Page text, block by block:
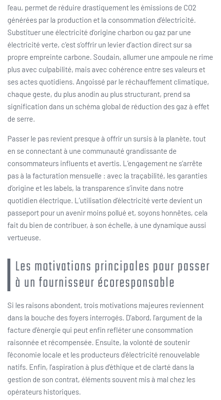
l’eau, permet de réduire drastiquement les émissions de CO2
générées par la production et la consommation d’électricité.
Substituer une électricité d’origine charbon ou gaz par une
électricité verte, c’est s’offrir un levier d’action direct sur sa
propre empreinte carbone. Soudain, allumer une ampoule ne rime
plus avec culpabilité, mais avec cohérence entre ses valeurs et
ses actes quotidiens. Angoissé par le réchauffement climatique,
chaque geste, du plus anodin au plus structurant, prend sa
signification dans un schéma global de réduction des gaz à effet
de serre.
Passer le pas revient presque à offrir un sursis à la planète, tout
en se connectant à une communauté grandissante de
consommateurs influents et avertis. L’engagement ne s’arrête
pas à la facturation mensuelle : avec la traçabilité, les garanties
d’origine et les labels, la transparence s’invite dans notre
quotidien électrique. L’utilisation d’électricité verte devient un
passeport pour un avenir moins pollué et, soyons honnêtes, cela
fait du bien de contribuer, à son échelle, à une dynamique aussi
vertueuse.
Les motivations principales pour passer
à un fournisseur écoresponsable
Si les raisons abondent, trois motivations majeures reviennent
dans la bouche des foyers interrogés. D’abord, l’argument de la
facture d’énergie qui peut enfin refléter une consommation
raisonnée et récompensée. Ensuite, la volonté de soutenir
l’économie locale et les producteurs d’électricité renouvelable
natifs. Enfin, l’aspiration à plus d’éthique et de clarté dans la
gestion de son contrat, éléments souvent mis à mal chez les
opérateurs historiques.